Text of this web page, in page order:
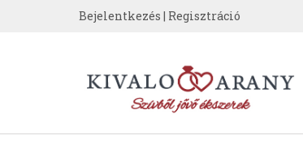
Bejelentkezés | Regisztráció